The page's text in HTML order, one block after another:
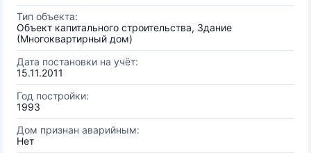
Тип объекта:
Объект капитального строительства, Здание
(Многоквартирный дом)
Дата постановки на учёт:
15.11.2011
Год постройки:
1993
Дом признан аварийным:
Нет